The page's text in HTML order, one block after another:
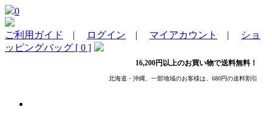
0
ご利用ガイド | ログイン | マイアカウント |
ショ
ッピングバッグ [ 0 ]
16,200円以上のお買い物で送料無料！
北海道・沖縄、一部地域のお客様は、680円の送料割引